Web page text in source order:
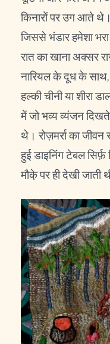
किनारों पर उग आते
जिससे भंडार हमेशा भरा
रात का खाना अक्सर
नारियल के दूध के
हल्की चीनी या शीरा
में जो भव्य व्यंजन
थे। रोज़मर्रा का
हुई डाइनिंग टेबल सिर्फ़
मौके़ पर ही देखी जाती